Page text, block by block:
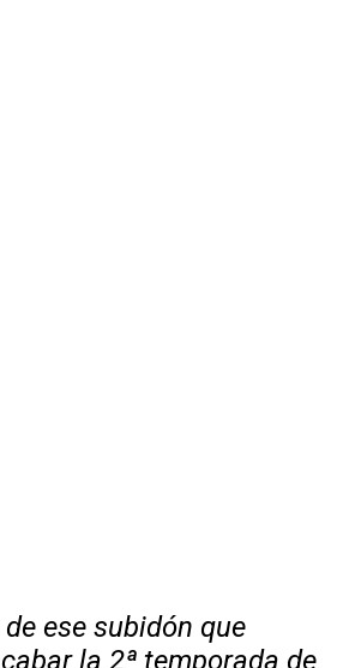
ese subidón que
la 2ª temporada de